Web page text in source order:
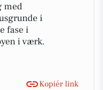
med
i
fase i
i værk.
Kopiér link